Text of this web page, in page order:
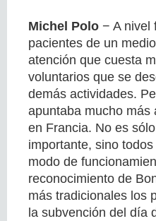
Michel Polo − A nivel
pacientes de un
atención que cuesta
voluntarios que se
demás actividades.
apuntaba mucho más
en Francia. No es
importante, sino
modo de
reconocimiento de
más tradicionales los
la subvención del día